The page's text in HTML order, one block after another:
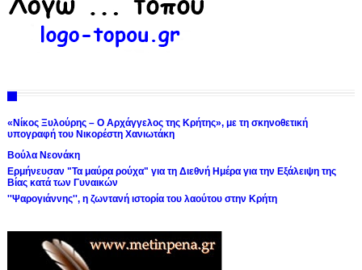
«Νίκος Ξυλούρης – Ο Αρχάγγελος της Κρήτης», με τη σκηνοθετική
υπογραφή του Νικορέστη Χανιωτάκη
Βούλα Νεονάκη
Ερμήνευσαν "Τα μαύρα ρούχα" για τη Διεθνή Ημέρα για την Εξάλειψη της
Βίας κατά των Γυναικών
''Ψαρογιάννης'', η ζωντανή ιστορία του λαούτου στην Κρήτη